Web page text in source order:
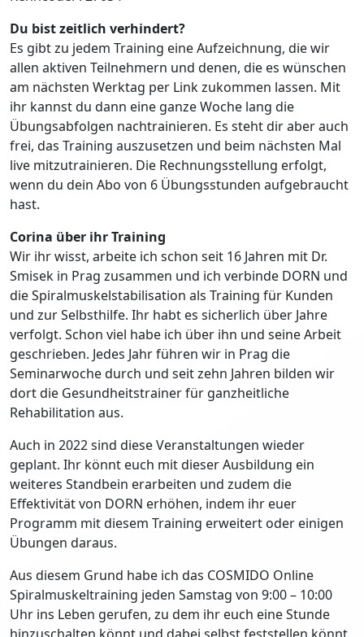
Du bist zeitlich verhindert?
Es gibt zu jedem Training eine Aufzeichnung, die wir
allen aktiven Teilnehmern und denen, die es wünschen
am nächsten Werktag per Link zukommen lassen. Mit
ihr kannst du dann eine ganze Woche lang die
Übungsabfolgen nachtrainieren. Es steht dir aber auch
frei, das Training auszusetzen und beim nächsten Mal
live mitzutrainieren. Die Rechnungsstellung erfolgt,
wenn du dein Abo von 6 Übungsstunden aufgebraucht
hast.
Corina über ihr Training
Wir ihr wisst, arbeite ich schon seit 16 Jahren mit Dr.
Smisek in Prag zusammen und ich verbinde DORN und
die Spiralmuskelstabilisation als Training für Kunden
und zur Selbsthilfe. Ihr habt es sicherlich über Jahre
verfolgt. Schon viel habe ich über ihn und seine Arbeit
geschrieben. Jedes Jahr führen wir in Prag die
Seminarwoche durch und seit zehn Jahren bilden wir
dort die Gesundheitstrainer für ganzheitliche
Rehabilitation aus.
Auch in 2022 sind diese Veranstaltungen wieder
geplant. Ihr könnt euch mit dieser Ausbildung ein
weiteres Standbein erarbeiten und zudem die
Effektivität von DORN erhöhen, indem ihr euer
Programm mit diesem Training erweitert oder einigen
Übungen daraus.
Aus diesem Grund habe ich das COSMIDO Online
Spiralmuskeltraining jeden Samstag von 9:00 – 10:00
Uhr ins Leben gerufen, zu dem ihr euch eine Stunde